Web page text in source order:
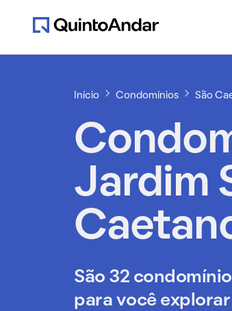
Início Condomínios São
Jardim
São 32
para você